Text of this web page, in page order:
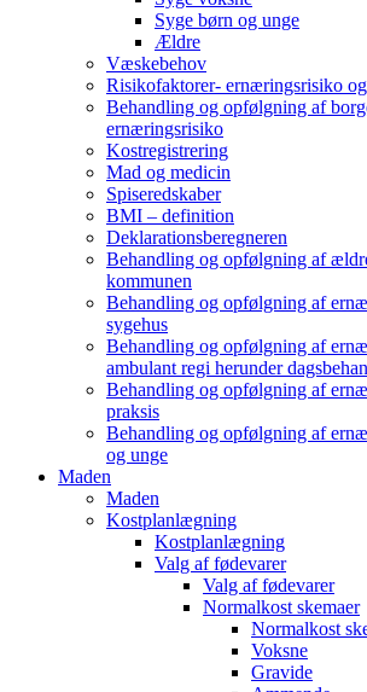
Syge børn og unge
Ældre
Væskebehov
Risikofaktorer- ernæringsrisiko
Behandling og opfølgning af
ernæringsrisiko
Kostregistrering
Mad og medicin
Spiseredskaber
BMI – definition
Deklarationsberegneren
Behandling og opfølgning af
kommunen
Behandling og opfølgning af
sygehus
Behandling og opfølgning af
ambulant regi herunder
Behandling og opfølgning af
praksis
Behandling og opfølgning af
og unge
Maden
Maden
Kostplanlægning
Kostplanlægning
Valg af fødevarer
Valg af fødevarer
Normalkost skemaer
Normalkost
Voksne
Gravide